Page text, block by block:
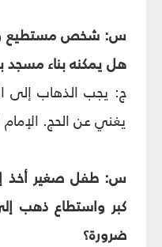
س: شخص مستطيع
هل يمكنه بناء مسجد
ج: يجب الذهاب إلى
يغني عن الحج.
س: طفل صغير أخذ
كبر واستطاع ذهب
ضرورة؟